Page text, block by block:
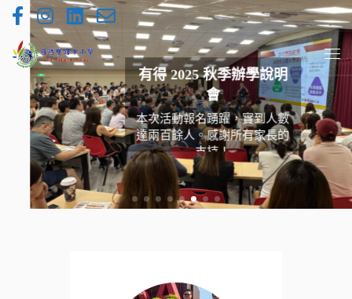
Skip to content
有得 2025 秋季辦學說明
會
本次活動報名踴躍，實到人數
達兩百餘人。感謝所有家長的
支持！
READ MORE 》